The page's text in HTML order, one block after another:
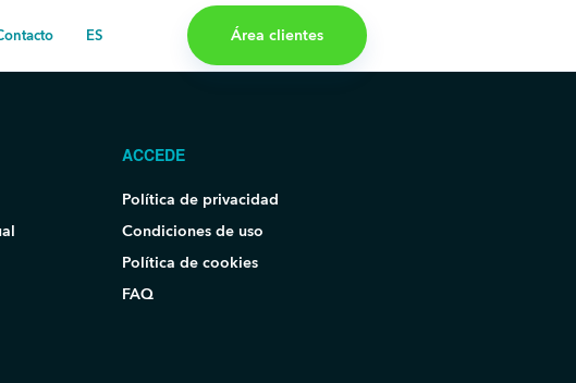
ES Área clientes
ACCEDE
Política de privacidad
Condiciones de uso
Política de cookies
FAQ